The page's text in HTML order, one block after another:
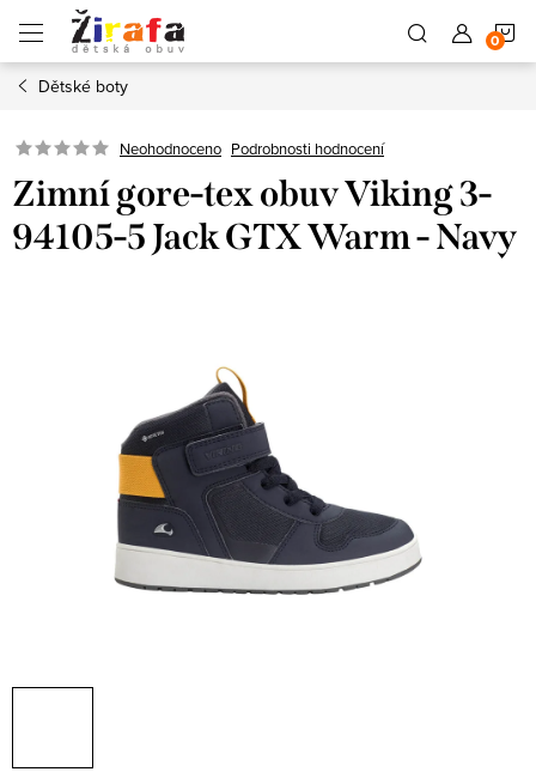
obsah
Dětské boty
Neohodnoceno Podrobnosti hodnocení
Zimní gore-tex obuv Viking 3-
94105-5 Jack GTX Warm - Navy